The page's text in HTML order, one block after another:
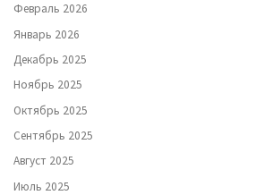
Февраль 2026
Январь 2026
Декабрь 2025
Ноябрь 2025
Октябрь 2025
Сентябрь 2025
Август 2025
Июль 2025